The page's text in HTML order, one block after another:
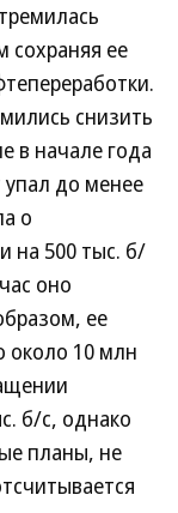
сохраняя ее
снизить
в начале года
упал до менее
о
на 500 тыс. б/
оно
ее
около 10 млн
б/с, однако
планы, не